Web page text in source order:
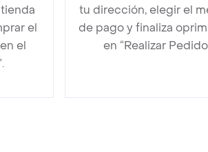
el
el
tu dirección, elegir el
de pago y finaliza
en “Realizar